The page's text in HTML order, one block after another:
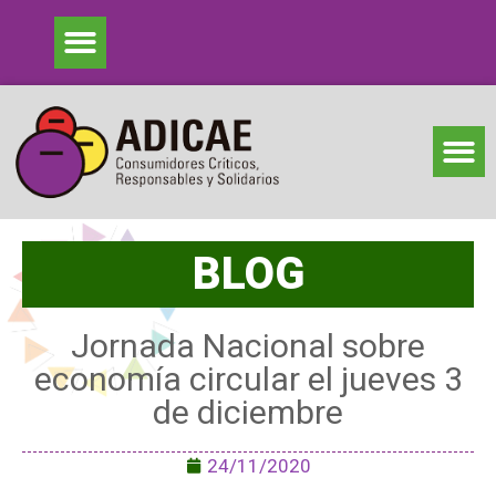
BLOG
Jornada Nacional sobre
economía circular el jueves 3
de diciembre
24/11/2020